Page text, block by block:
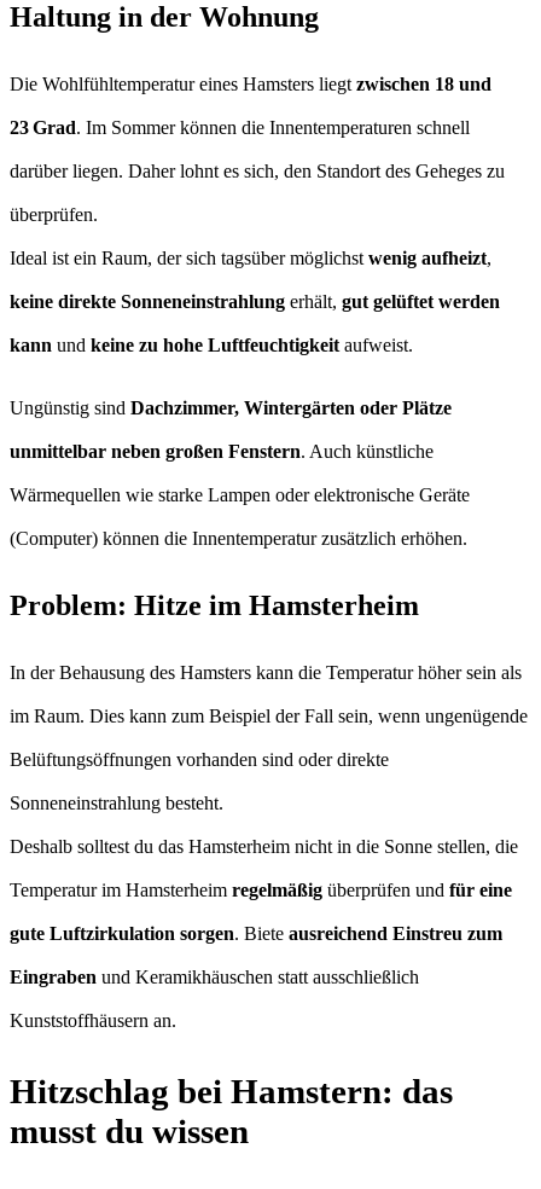
Haltung in der Wohnung
Die Wohlfühltemperatur eines Hamsters liegt zwischen 18 und
23 Grad. Im Sommer können die Innentemperaturen schnell
darüber liegen. Daher lohnt es sich, den Standort des Geheges zu
überprüfen.
Ideal ist ein Raum, der sich tagsüber möglichst wenig aufheizt,
keine direkte Sonneneinstrahlung erhält, gut gelüftet werden
kann und keine zu hohe Luftfeuchtigkeit aufweist.
Ungünstig sind Dachzimmer, Wintergärten oder Plätze
unmittelbar neben großen Fenstern. Auch künstliche
Wärmequellen wie starke Lampen oder elektronische Geräte
(Computer) können die Innentemperatur zusätzlich erhöhen.
Problem: Hitze im Hamsterheim
In der Behausung des Hamsters kann die Temperatur höher sein als
im Raum. Dies kann zum Beispiel der Fall sein, wenn ungenügende
Belüftungsöffnungen vorhanden sind oder direkte
Sonneneinstrahlung besteht.
Deshalb solltest du das Hamsterheim nicht in die Sonne stellen, die
Temperatur im Hamsterheim regelmäßig überprüfen und für eine
gute Luftzirkulation sorgen. Biete ausreichend Einstreu zum
Eingraben und Keramikhäuschen statt ausschließlich
Kunststoffhäusern an.
Hitzschlag bei Hamstern: das
musst du wissen